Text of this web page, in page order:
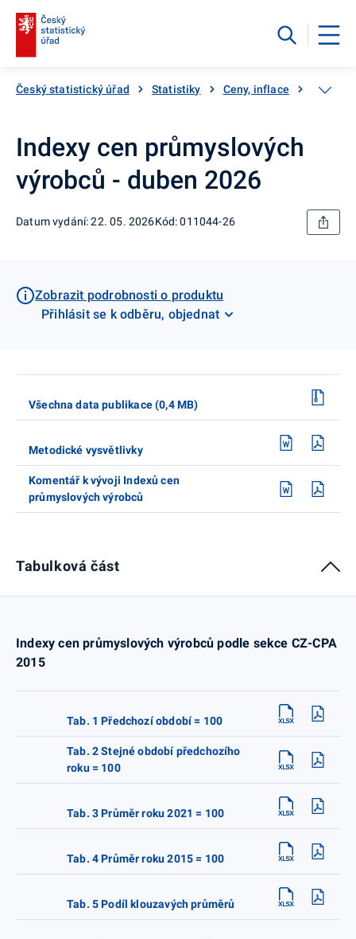
Český statistický úřad Statistiky Ceny, inflace Ceny
Indexy cen průmyslových
výrobců - duben 2026
Datum vydání: 22. 05. 2026Kód: 011044-26
Zobrazit podrobnosti o produktu
Přihlásit se k odběru, objednat
Všechna data publikace (0,4 MB)
Metodické vysvětlivky
Komentář k vývoji Indexů cen
průmyslových výrobců
Tabulková část
Indexy cen průmyslových výrobců podle sekce CZ-CPA
2015
Tab. 1 Předchozí období = 100
Tab. 2 Stejné období předchozího
roku = 100
Tab. 3 Průměr roku 2021 = 100
Tab. 4 Průměr roku 2015 = 100
Tab. 5 Podíl klouzavých průměrů